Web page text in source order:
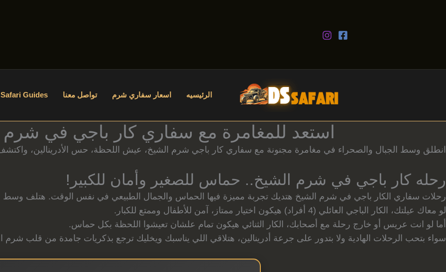
الرئيسيه اسعار سفاري شرم تواصل معنا Guides
استعد للمغامرة مع سفاري كار باجي في شرم
انطلق وسط الجبال والصحراء في مغامرة مجنونة مع سفاري كار باجي شرم الشيخ، عيش اللحظة، حس الأدرينالين،
رحله كار باجي في شرم الشيخ.. حماس للصغير وأمان للكبير!
رحلات سفاري الكار باجي في شرم الشيخ هتديك تجربة مميزة فيها الحماس والجمال الطبيعي في نفس الوقت. هتلف وسط
لو معاك عيلتك، الكار الباجي العائلي (4 أفراد) هيكون اختيار ممتاز، آمن للأطفال وممتع للكبار.
أما لو انت عريس أو خارج رحلة مع أصحابك، الكار الثنائي هيكون تمام علشان تعيشوا اللحظة بكل حماس.
سواء بتحب الرحلات الهادية ولا بتدور على جرعة أدرينالين، هتلاقي اللي يناسبك ويخليك ترجع بذكريات جامدة من قلب شرم